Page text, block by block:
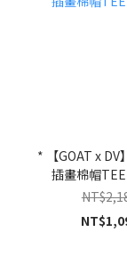
* 【GOAT x DV
插畫棉帽